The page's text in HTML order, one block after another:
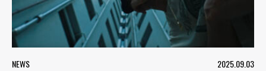
NEWS 2025.09.03